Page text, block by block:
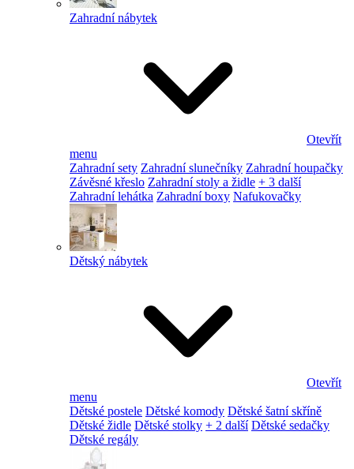
Zahradní nábytek
Otevřít
menu
Zahradní sety Zahradní slunečníky Zahradní houpačky
Závěsné křeslo Zahradní stoly a židle + 3 další
Zahradní lehátka Zahradní boxy Nafukovačky
Dětský nábytek
Otevřít
menu
Dětské postele Dětské komody Dětské šatní skříně
Dětské židle Dětské stolky + 2 další Dětské sedačky
Dětské regály